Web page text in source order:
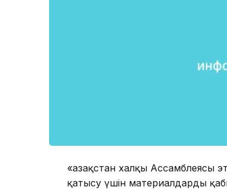
«Қазақстан халқы Ассамблеясы
қатысу үшін материалдарды